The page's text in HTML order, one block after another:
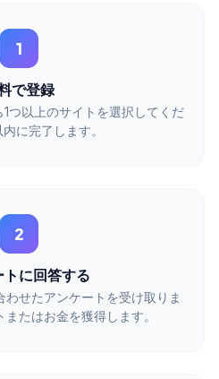
1
で登録
つ以上のサイトを選択してくだ
に完了します。
2
トに回答する
せたアンケートを受け取りま
たはお金を獲得します。